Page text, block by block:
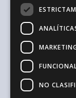
Trabaja con
El Blog de la
Blog de Jovenes
El Blog de
Sugerencias y
Información
Aviso legal
Política de
Política de
NO